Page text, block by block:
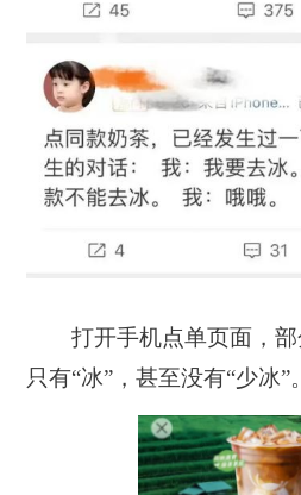
打开手机点单页面，部
只有“冰”，甚至没有“少冰”。